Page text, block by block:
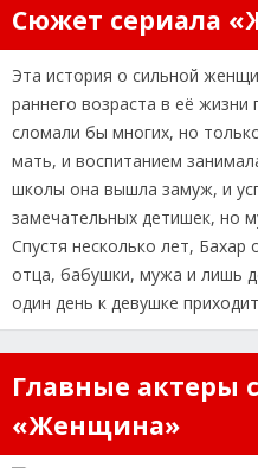
Сюжет сериала
Эта история о сильной
раннего возраста в её
сломали бы многих, но
мать, и воспитанием
школы она вышла замуж, и
замечательных детишек, но
Спустя несколько лет, Бахар
отца, бабушки, мужа и лишь
один день к девушке
Главные актеры
«Женщина»